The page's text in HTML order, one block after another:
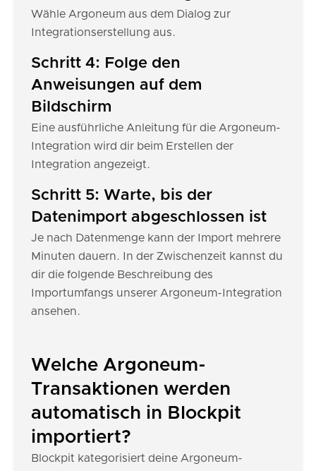
Wähle Argoneum aus dem Dialog zur
Integrationserstellung aus.
Schritt 4: Folge den
Anweisungen auf dem
Bildschirm
Eine ausführliche Anleitung für die Argoneum-
Integration wird dir beim Erstellen der
Integration angezeigt.
Schritt 5: Warte, bis der
Datenimport abgeschlossen ist
Je nach Datenmenge kann der Import mehrere
Minuten dauern. In der Zwischenzeit kannst du
dir die folgende Beschreibung des
Importumfangs unserer Argoneum-Integration
ansehen.
Welche Argoneum-
Transaktionen werden
automatisch in Blockpit
importiert?
Blockpit kategorisiert deine Argoneum-